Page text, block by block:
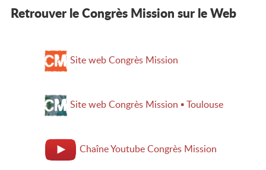
Retrouver le Congrès Mission sur le Web
Site web Congrès Mission
Site web Congrès Mission ▪ Toulouse
Chaîne Youtube Congrès Mission